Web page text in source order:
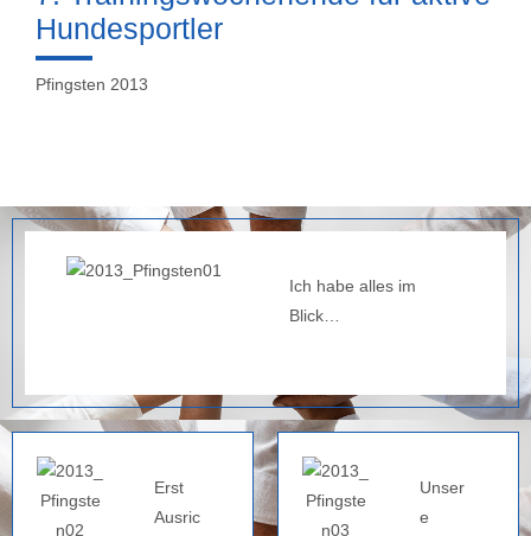
Hundesportler
Pfingsten 2013
Ich habe alles im
Blick…
Erst
Ausric
Unser
e